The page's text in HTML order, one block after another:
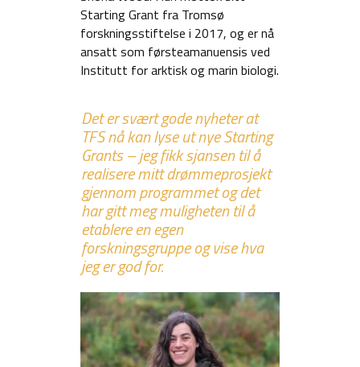
Starting Grant fra Tromsø
forskningsstiftelse i 2017, og er nå
ansatt som førsteamanuensis ved
Institutt for arktisk og marin biologi.
Det er svært gode nyheter at
TFS nå kan lyse ut nye Starting
Grants – jeg fikk sjansen til å
realisere mitt drømmeprosjekt
gjennom programmet og det
har gitt meg muligheten til å
etablere en egen
forskningsgruppe og vise hva
jeg er god for.